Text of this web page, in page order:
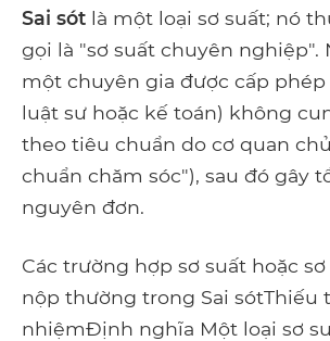
Sai sót là một loại sơ suất; nó
gọi là "sơ suất chuyên nghiệp".
một chuyên gia được cấp phép
luật sư hoặc kế toán) không
theo tiêu chuẩn do cơ quan
chuẩn chăm sóc"), sau đó gây
nguyên đơn.
Các trường hợp sơ suất hoặc
nộp thường trong Sai sótThiếu
nhiệmĐịnh nghĩa Một loại sơ